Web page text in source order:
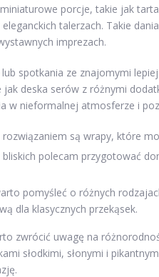
porcje, takie jak
talerzach. Takie
imprezach.
spotkania ze znajomymi
deska serów z różnymi
w nieformalnej atmosferze i
rozwiązaniem są wrapy, które
polecam przygotować
pomyśleć o różnych
dla klasycznych przekąsek.
zwrócić uwagę na
słodkimi, słonymi i